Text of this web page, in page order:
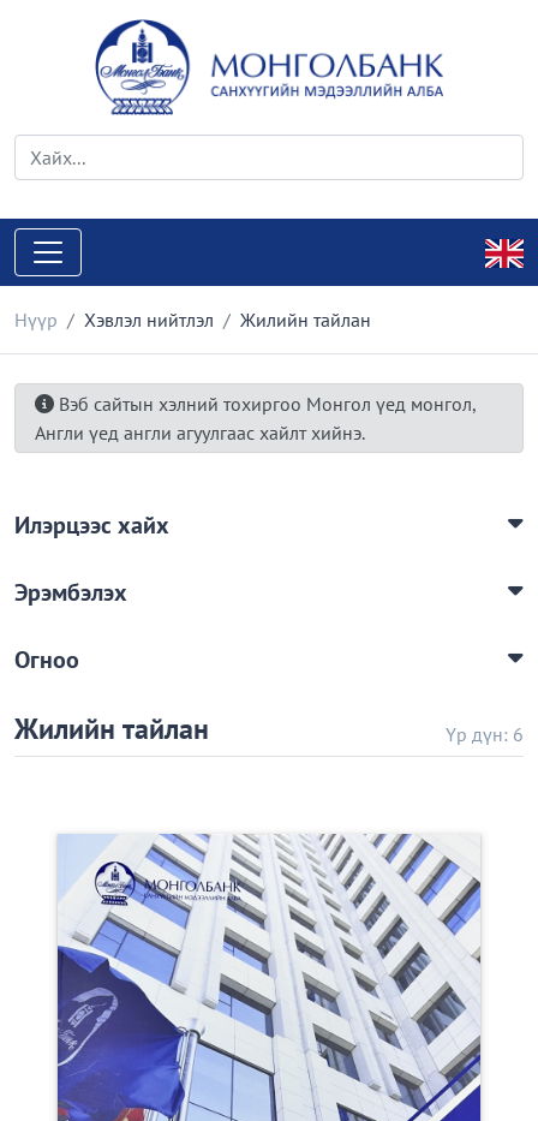
Нүүр Хэвлэл нийтлэл Жилийн тайлан
Вэб сайтын хэлний тохиргоо Монгол үед монгол,
Англи үед англи агуулгаас хайлт хийнэ.
Илэрцээс хайх
Эрэмбэлэх
Огноо
Жилийн тайлан Үр дүн: 6